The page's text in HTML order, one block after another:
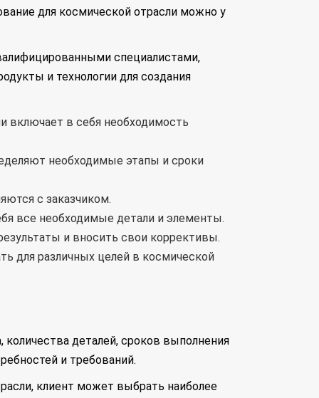
для космической отрасли можно у
специалистами,
и технологии для создания
включает в себя необходимость
необходимые этапы и сроки
с заказчиком.
все необходимые детали и элементы.
и вносить свои коррективы.
для различных целей в космической
деталей, сроков выполнения
и требований.
клиент может выбрать наиболее